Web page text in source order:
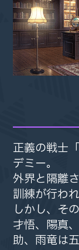
正義の戦士
デミー。
外界と隔離
訓練が行わ
しかし、そ
才悟、陽真
助、雨竜は
正義の戦士
デミー。
外界と隔離
訓練が行わ
しかし、そ
才悟、陽真
助、雨竜は